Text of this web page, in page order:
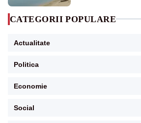
CATEGORII POPULARE
Actualitate
Politica
Economie
Social